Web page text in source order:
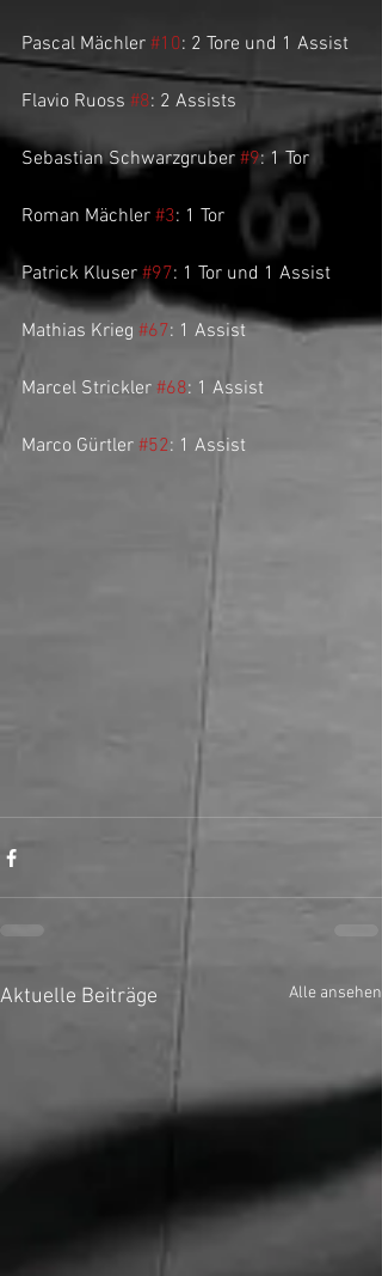
Pascal Mächler #10: 2 Tore und 1 Assist
Flavio Ruoss #8: 2 Assists
Sebastian Schwarzgruber #9: 1 Tor
Roman Mächler #3: 1 Tor
Patrick Kluser #97: 1 Tor und 1 Assist
Mathias Krieg #67: 1 Assist
Marcel Strickler #68: 1 Assist
Marco Gürtler #52: 1 Assist
Aktuelle Beiträge Alle ansehen